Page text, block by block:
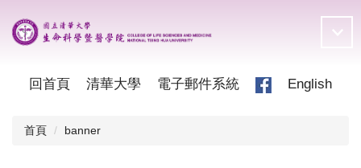
到
主
回首頁 清華大學 電子郵件系統 English
首頁 banner